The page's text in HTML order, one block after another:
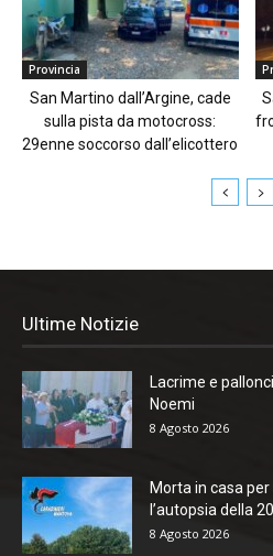
Provincia
San Martino dall’Argine, cade
sulla pista da motocross:
29enne soccorso dall’elicottero
Ultime Notizie
Lacrime e
Noemi
8 Agosto 2026
Morta in casa
l’autopsia della
8 Agosto 2026